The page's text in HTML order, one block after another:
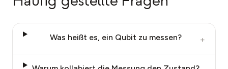
Was heißt es, ein Qubit zu messen? +